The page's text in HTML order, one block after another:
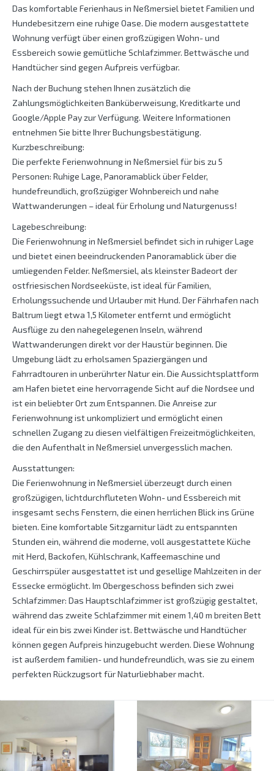
Das komfortable Ferienhaus in Neßmersiel bietet Familien und
Hundebesitzern eine ruhige Oase. Die modern ausgestattete
Wohnung verfügt über einen großzügigen Wohn- und
Essbereich sowie gemütliche Schlafzimmer. Bettwäsche und
Handtücher sind gegen Aufpreis verfügbar.
Nach der Buchung stehen Ihnen zusätzlich die
Zahlungsmöglichkeiten Banküberweisung, Kreditkarte und
Google/Apple Pay zur Verfügung. Weitere Informationen
entnehmen Sie bitte Ihrer Buchungsbestätigung.
Kurzbeschreibung:
Die perfekte Ferienwohnung in Neßmersiel für bis zu 5
Personen: Ruhige Lage, Panoramablick über Felder,
hundefreundlich, großzügiger Wohnbereich und nahe
Wattwanderungen – ideal für Erholung und Naturgenuss!
Lagebeschreibung:
Die Ferienwohnung in Neßmersiel befindet sich in ruhiger Lage
und bietet einen beeindruckenden Panoramablick über die
umliegenden Felder. Neßmersiel, als kleinster Badeort der
ostfriesischen Nordseeküste, ist ideal für Familien,
Erholungssuchende und Urlauber mit Hund. Der Fährhafen nach
Baltrum liegt etwa 1,5 Kilometer entfernt und ermöglicht
Ausflüge zu den nahegelegenen Inseln, während
Wattwanderungen direkt vor der Haustür beginnen. Die
Umgebung lädt zu erholsamen Spaziergängen und
Fahrradtouren in unberührter Natur ein. Die Aussichtsplattform
am Hafen bietet eine hervorragende Sicht auf die Nordsee und
ist ein beliebter Ort zum Entspannen. Die Anreise zur
Ferienwohnung ist unkompliziert und ermöglicht einen
schnellen Zugang zu diesen vielfältigen Freizeitmöglichkeiten,
die den Aufenthalt in Neßmersiel unvergesslich machen.
Ausstattungen:
Die Ferienwohnung in Neßmersiel überzeugt durch einen
großzügigen, lichtdurchfluteten Wohn- und Essbereich mit
insgesamt sechs Fenstern, die einen herrlichen Blick ins Grüne
bieten. Eine komfortable Sitzgarnitur lädt zu entspannten
Stunden ein, während die moderne, voll ausgestattete Küche
mit Herd, Backofen, Kühlschrank, Kaffeemaschine und
Geschirrspüler ausgestattet ist und gesellige Mahlzeiten in der
Essecke ermöglicht. Im Obergeschoss befinden sich zwei
Schlafzimmer: Das Hauptschlafzimmer ist großzügig gestaltet,
während das zweite Schlafzimmer mit einem 1,40 m breiten Bett
ideal für ein bis zwei Kinder ist. Bettwäsche und Handtücher
können gegen Aufpreis hinzugebucht werden. Diese Wohnung
ist außerdem familien- und hundefreundlich, was sie zu einem
perfekten Rückzugsort für Naturliebhaber macht.